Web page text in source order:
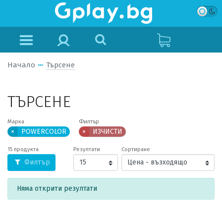
Начало Търсене
ТЪРСЕНЕ
Марка
× POWERCOLOR
Филтър
× ИЗЧИСТИ
15 продукта
Филтър
Резултати Сортиране
Няма открити резултати